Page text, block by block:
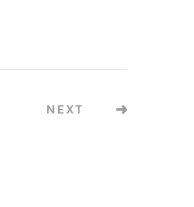
NEXT